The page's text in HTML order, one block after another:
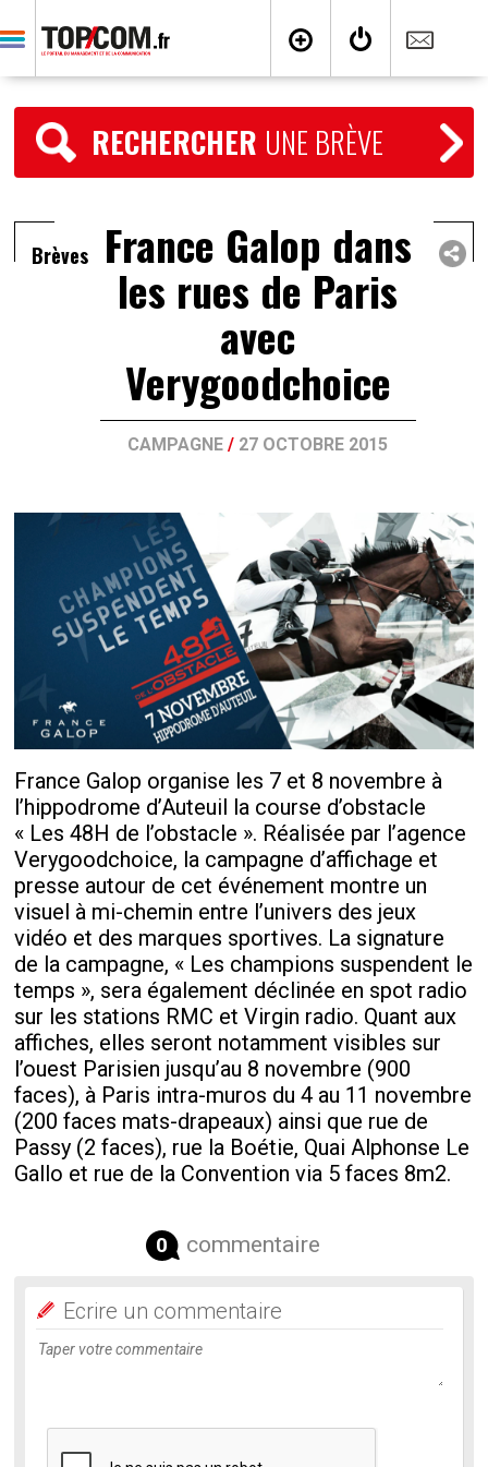
RECHERCHER UNE BRÈVE
Brèves France Galop dans
les rues de Paris
avec
Verygoodchoice
CAMPAGNE / 27 OCTOBRE 2015
France Galop organise les 7 et 8 novembre à
l’hippodrome d’Auteuil la course d’obstacle
« Les 48H de l’obstacle ». Réalisée par l’agence
Verygoodchoice, la campagne d’affichage et
presse autour de cet événement montre un
visuel à mi-chemin entre l’univers des jeux
vidéo et des marques sportives. La signature
de la campagne, « Les champions suspendent le
temps », sera également déclinée en spot radio
sur les stations RMC et Virgin radio. Quant aux
affiches, elles seront notamment visibles sur
l’ouest Parisien jusqu’au 8 novembre (900
faces), à Paris intra-muros du 4 au 11 novembre
(200 faces mats-drapeaux) ainsi que rue de
Passy (2 faces), rue la Boétie, Quai Alphonse Le
Gallo et rue de la Convention via 5 faces 8m2.
0 commentaire
Ecrire un commentaire